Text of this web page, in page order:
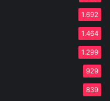
1.692
1.464
1.299
929
839